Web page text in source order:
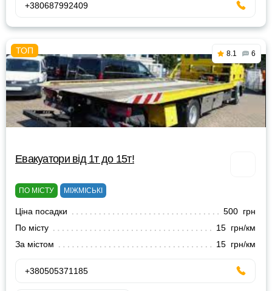
+380687992409
8.1 6
Евакуатори від 1т до 15т!
ПО МІСТУ МІЖМІСЬКІ
Ціна посадки
500 грн
По місту
15 грн/км
За містом
15 грн/км
+380505371185